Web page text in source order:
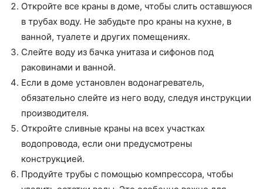
Откройте все краны в доме, чтобы слить оставшуюся
в трубах воду. Не забудьте про краны на кухне, в
ванной, туалете и других помещениях.
Слейте воду из бачка унитаза и сифонов под
раковинами и ванной.
Если в доме установлен водонагреватель,
обязательно слейте из него воду, следуя инструкции
производителя.
Откройте сливные краны на всех участках
водопровода, если они предусмотрены
конструкцией.
Продуйте трубы с помощью компрессора, чтобы